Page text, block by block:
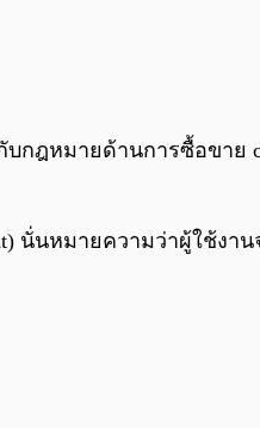
ฎหมายด้านการซื้อขาย
นั่นหมายความว่าผู้ใช้ง